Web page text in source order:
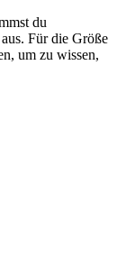
du
Für die Größe
um zu wissen,